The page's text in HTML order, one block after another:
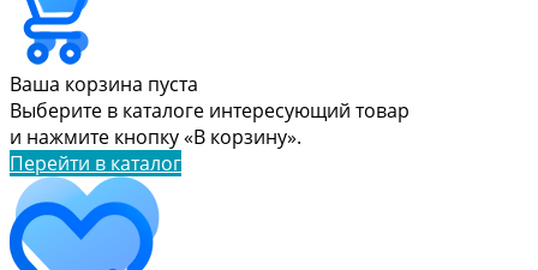
Ваша корзина пуста
Выберите в каталоге интересующий товар
и нажмите кнопку «В корзину».
Перейти в каталог